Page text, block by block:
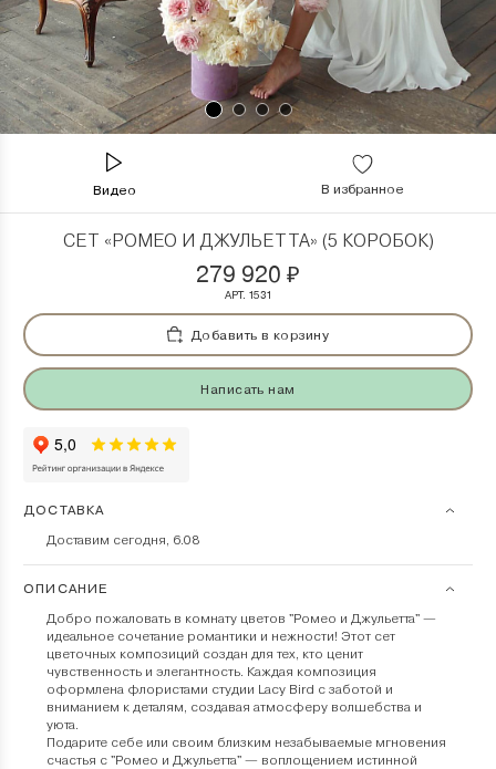
Видео В избранное
СЕТ «РОМЕО И ДЖУЛЬЕТТА» (5 КОРОБОК)
279 920 ₽
АРТ. 1531
Добавить в корзину
Написать нам
ДОСТАВКА
Доставим сегодня, 6.08
ОПИСАНИЕ
Добро пожаловать в комнату цветов "Ромео и Джульетта" —
идеальное сочетание романтики и нежности! Этот сет
цветочных композиций создан для тех, кто ценит
чувственность и элегантность. Каждая композиция
оформлена флористами студии Lacy Bird с заботой и
вниманием к деталям, создавая атмосферу волшебства и
уюта.
Подарите себе или своим близким незабываемые мгновения
счастья с "Ромео и Джульетта" — воплощением истинной